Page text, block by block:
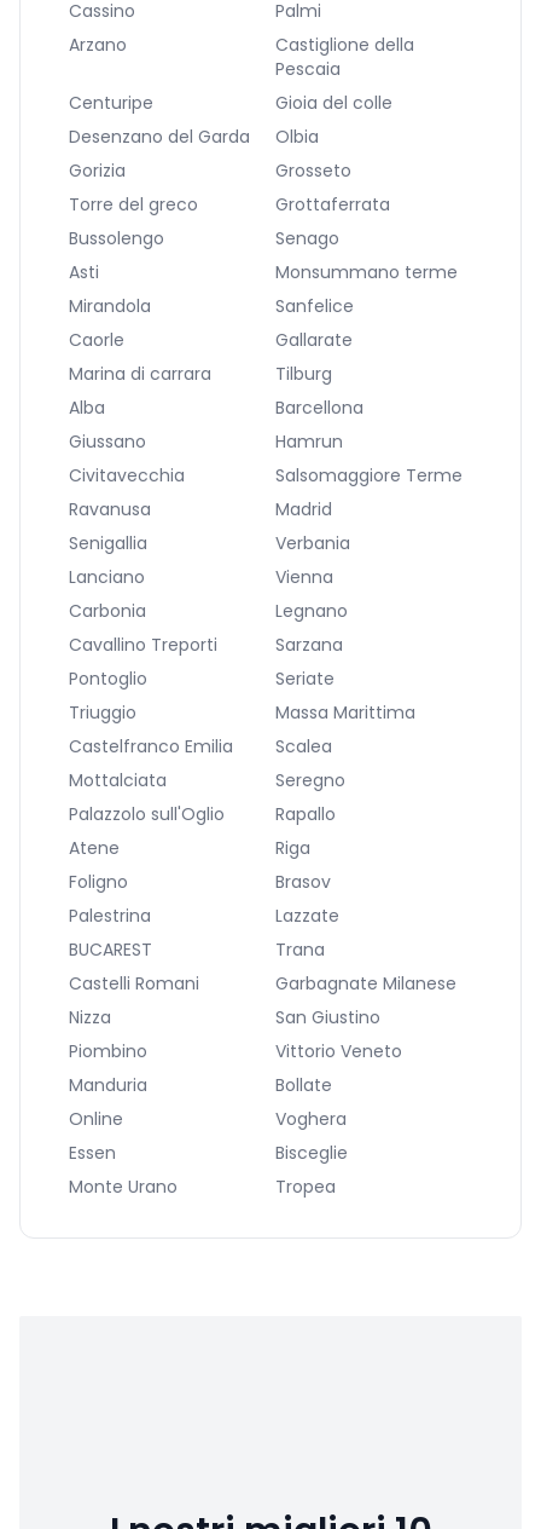
Cassino
Palmi
Arzano
Castiglione della
Pescaia
Centuripe
Gioia del colle
Desenzano del Garda
Olbia
Gorizia
Grosseto
Torre del greco
Grottaferrata
Bussolengo
Senago
Asti
Monsummano terme
Mirandola
Sanfelice
Caorle
Gallarate
Marina di carrara
Tilburg
Alba
Barcellona
Giussano
Hamrun
Civitavecchia
Salsomaggiore Terme
Ravanusa
Madrid
Senigallia
Verbania
Lanciano
Vienna
Carbonia
Legnano
Cavallino Treporti
Sarzana
Pontoglio
Seriate
Triuggio
Massa Marittima
Castelfranco Emilia
Scalea
Mottalciata
Seregno
Palazzolo sull'Oglio
Rapallo
Atene
Riga
Foligno
Brasov
Palestrina
Lazzate
BUCAREST
Trana
Castelli Romani
Garbagnate Milanese
Nizza
San Giustino
Piombino
Vittorio Veneto
Manduria
Bollate
Online
Voghera
Essen
Bisceglie
Monte Urano
Tropea